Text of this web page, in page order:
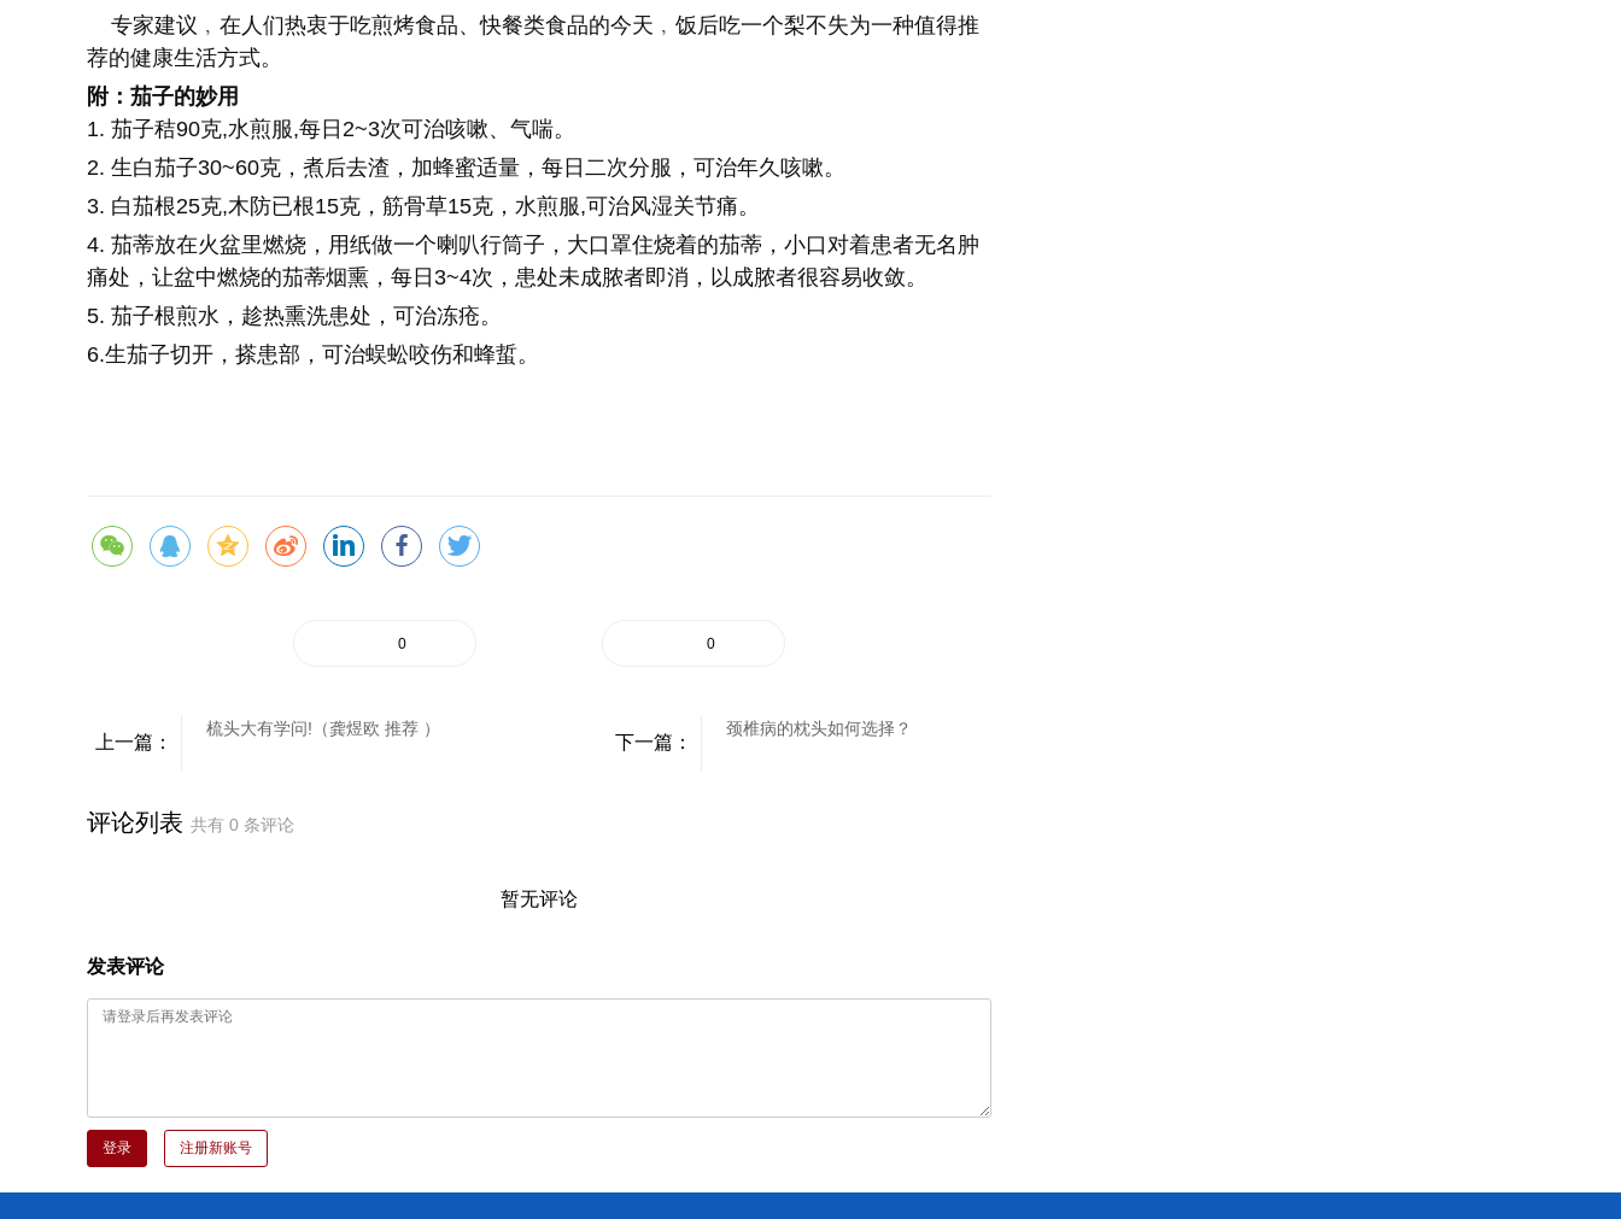
专家建议﹐在人们热衷于吃煎烤食品、快餐类食品的今天﹐饭后吃一个梨不失为一种值得推
荐的健康生活方式。
附：茄子的妙用
1. 茄子秸90克,水煎服,每日2~3次可治咳嗽、气喘。
2. 生白茄子30~60克，煮后去渣，加蜂蜜适量，每日二次分服，可治年久咳嗽。
3. 白茄根25克,木防已根15克，筋骨草15克，水煎服,可治风湿关节痛。
4. 茄蒂放在火盆里燃烧，用纸做一个喇叭行筒子，大口罩住烧着的茄蒂，小口对着患者无名肿
痛处，让盆中燃烧的茄蒂烟熏，每日3~4次，患处未成脓者即消，以成脓者很容易收敛。
5. 茄子根煎水，趁热熏洗患处，可治冻疮。
6.生茄子切开，搽患部，可治蜈蚣咬伤和蜂蜇。
0 0
上一篇：
梳头大有学问!（龚煜欧 推荐 ）
下一篇：
颈椎病的枕头如何选择？
评论列表 共有 0 条评论
暂无评论
发表评论
登录 注册新账号